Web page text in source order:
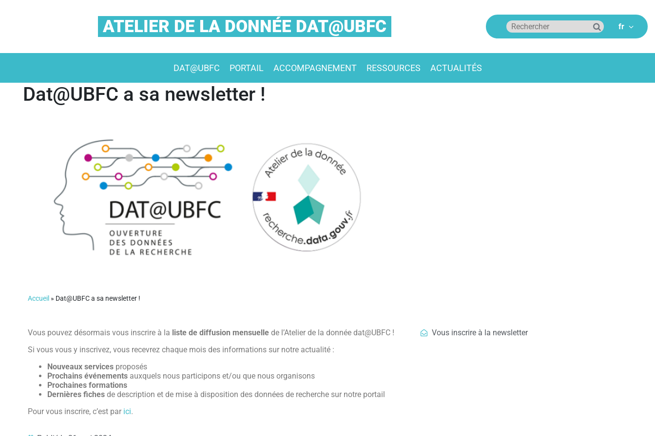
ATELIER DE LA DONNÉE DAT@UBFC
DAT@UBFC PORTAIL ACCOMPAGNEMENT RESSOURCES ACTUALITÉS
Dat@UBFC a sa newsletter !
Accueil » Dat@UBFC a sa newsletter !
Vous pouvez désormais vous inscrire à la liste de diffusion mensuelle de l’Atelier de la donnée dat@UBFC !
Si vous vous y inscrivez, vous recevrez chaque mois des informations sur notre actualité :
Nouveaux services proposés
Prochains événements auxquels nous participons et/ou que nous organisons
Prochaines formations
Dernières fiches de description et de mise à disposition des données de recherche sur notre portail
Pour vous inscrire, c’est par ici.
Vous inscrire à la newsletter